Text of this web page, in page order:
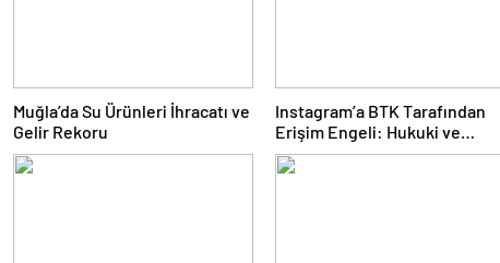
Muğla’da Su Ürünleri İhracatı ve
Gelir Rekoru
Instagram’a BTK Tarafından
Erişim Engeli: Hukuki ve
Ekonomik Etkileri